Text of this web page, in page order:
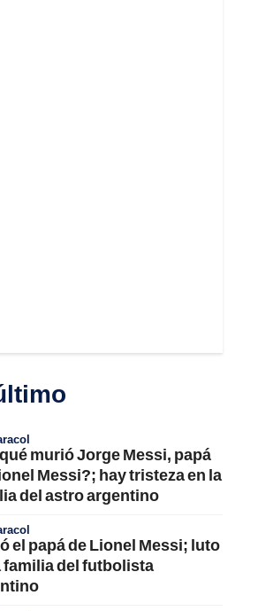
murió Jorge Messi, papá
Messi?; hay tristeza en la
del astro argentino
el papá de Lionel Messi; luto
familia del futbolista